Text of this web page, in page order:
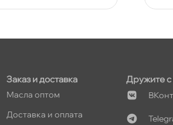
Заказ и доставка
Масла оптом
Доставка и оплата
Дружите с